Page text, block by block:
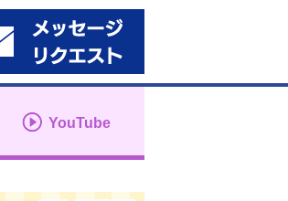
YouTube